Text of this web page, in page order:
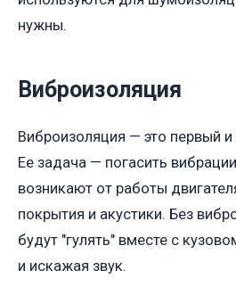
нужны.
Виброизоляция
Виброизоляция — это первый
Ее задача — погасить
возникают от работы
покрытия и акустики. Без
будут "гулять" вместе с
и искажая звук.